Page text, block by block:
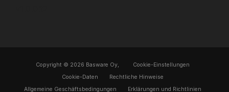
Copyright © 2026 Basware Oy,
Cookie-Einstellungen
Cookie-Daten
Rechtliche Hinweise
Allgemeine Geschäftsbedingungen
Erklärungen und Richtlinien